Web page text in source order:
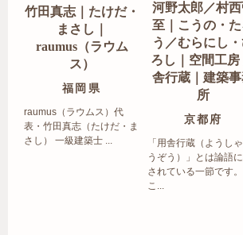
竹田真志｜たけだ・
まさし｜
raumus（ラウム
ス）
福岡県
raumus（ラウムス）代
表・竹田真志（たけだ・ま
さし） 一級建築士 ...
河野太郎／村
至｜こうの・た
う／むらにし
ろし｜空間工房
舎行蔵｜建築
所
京都府
「用舎行蔵（ようしゃ
うぞう）」とは論語
されている一節です。
こ...